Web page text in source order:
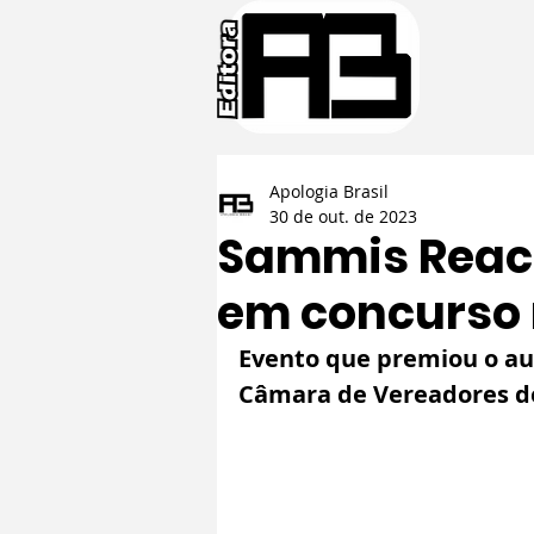
Sammis
em
Apologia Brasil
30 de out. de 2023
Evento que premiou o
Câmara de Vereadores